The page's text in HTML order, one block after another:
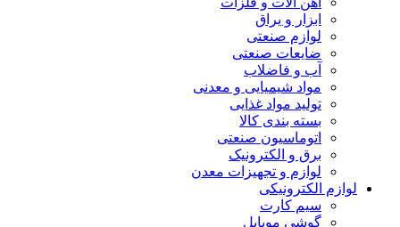
ابزار و یراق
لوازم صنعتی
ضایعات صنعتی
آب و فاضلاب
مواد شیمیایی و معدنی
تولید مواد غذایی
بسته بندی کالا
اتوماسیون صنعتی
برق و الکترونیک
لوازم و تجهیزات معدن
لوازم الکترونیکی
سیم کارت
گوشی موبایل